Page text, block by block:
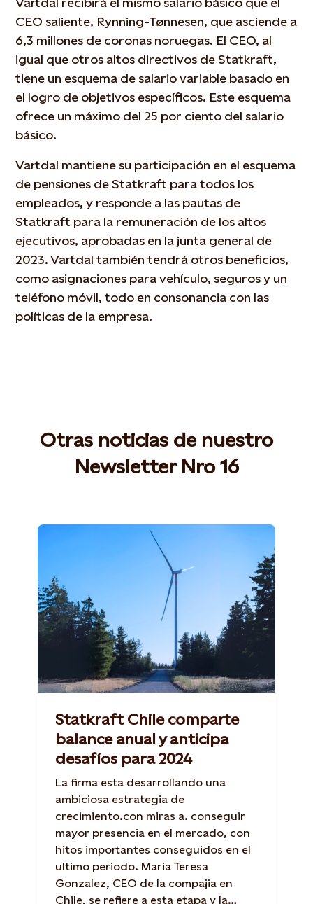
CEO saliente, Rynning-Tønnesen, que asciende a
6,3 millones de coronas noruegas. El CEO, al
igual que otros altos directivos de Statkraft,
tiene un esquema de salario variable basado en
el logro de objetivos específicos. Este esquema
ofrece un máximo del 25 por ciento del salario
básico.
Vartdal mantiene su participación en el esquema
de pensiones de Statkraft para todos los
empleados, y responde a las pautas de
Statkraft para la remuneración de los altos
ejecutivos, aprobadas en la junta general de
2023. Vartdal también tendrá otros beneficios,
como asignaciones para vehículo, seguros y un
teléfono móvil, todo en consonancia con las
políticas de la empresa.
Otras noticias de nuestro
Newsletter Nro 16
Statkraft Chile comparte
balance anual y anticipa
desafíos para 2024
La firma esta desarrollando una
ambiciosa estrategia de
crecimiento.con miras a. conseguir
mayor presencia en el mercado, con
hitos importantes conseguidos en el
ultimo periodo. Maria Teresa
Gonzalez, CEO de la compajia en
Chile, se refiere a esta etapa y la